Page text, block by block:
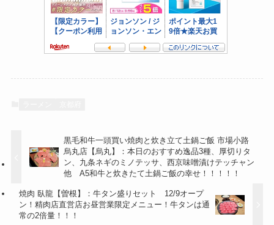
黒毛和牛一頭買い焼肉と炊き立て土鍋ご飯 市場小路
烏丸店【烏丸】：本日のおすすめ逸品3種、厚切りタ
ン、九条ネギのミノテッサ、西京味噌漬けテッチャン
他 A5和牛と炊きたて土鍋ご飯の幸せ！！！！！
焼肉 臥龍【曽根】：牛タン盛りセット 12/9オープ
ン！精肉店直営店お昼営業限定メニュー！牛タンは通
常の2倍量！！！